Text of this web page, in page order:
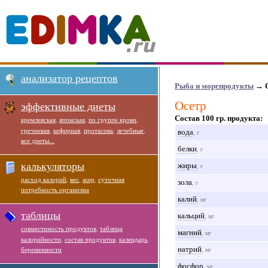
Рыба и морепродукты →
Осетр
Состав 100 гр. продукта:
вода , г
белки , г
жиры , г
зола , г
калий , мг
кальций , мг
магний , мг
натрий , мг
фосфор , мг
анализатор рецептов
эффективные диеты
кремлевская японская по группе крови
гречневая кефирная протасова лечебные
все диеты...
калькуляторы
расход калорий вес жир суточная
потребность организма
таблицы
совместимость продуктов таблица
калорийности состав продуктов календарь
беременности